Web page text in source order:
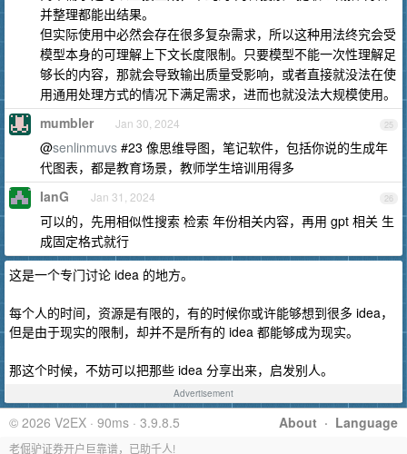
并整理都能出结果。
但实际使用中必然会存在很多复杂需求，所以这种用法终究会受
模型本身的可理解上下文长度限制。只要模型不能一次性理解足
够长的内容，那就会导致输出质量受影响，或者直接就没法在使
用通用处理方式的情况下满足需求，进而也就没法大规模使用。
25
mumbler Jan 30, 2024
@senlinmuvs #23 像思维导图，笔记软件，包括你说的生成年
代图表，都是教育场景，教师学生培训用得多
26
IanG Jan 31, 2024
可以的，先用相似性搜索 检索 年份相关内容，再用 gpt 相关 生
成固定格式就行
这是一个专门讨论 idea 的地方。
每个人的时间，资源是有限的，有的时候你或许能够想到很多 idea，
但是由于现实的限制，却并不是所有的 idea 都能够成为现实。
那这个时候，不妨可以把那些 idea 分享出来，启发别人。
Advertisement
About · Language
© 2026 V2EX · 90ms · 3.9.8.5
老倔驴证券开户巨靠谱，已助千人!